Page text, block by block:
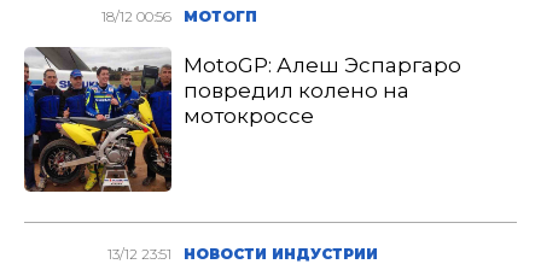
18/12 00:56 МОТОГП
MotoGP: Алеш Эспаргаро
повредил колено на
мотокроссе
13/12 23:51 НОВОСТИ ИНДУСТРИИ